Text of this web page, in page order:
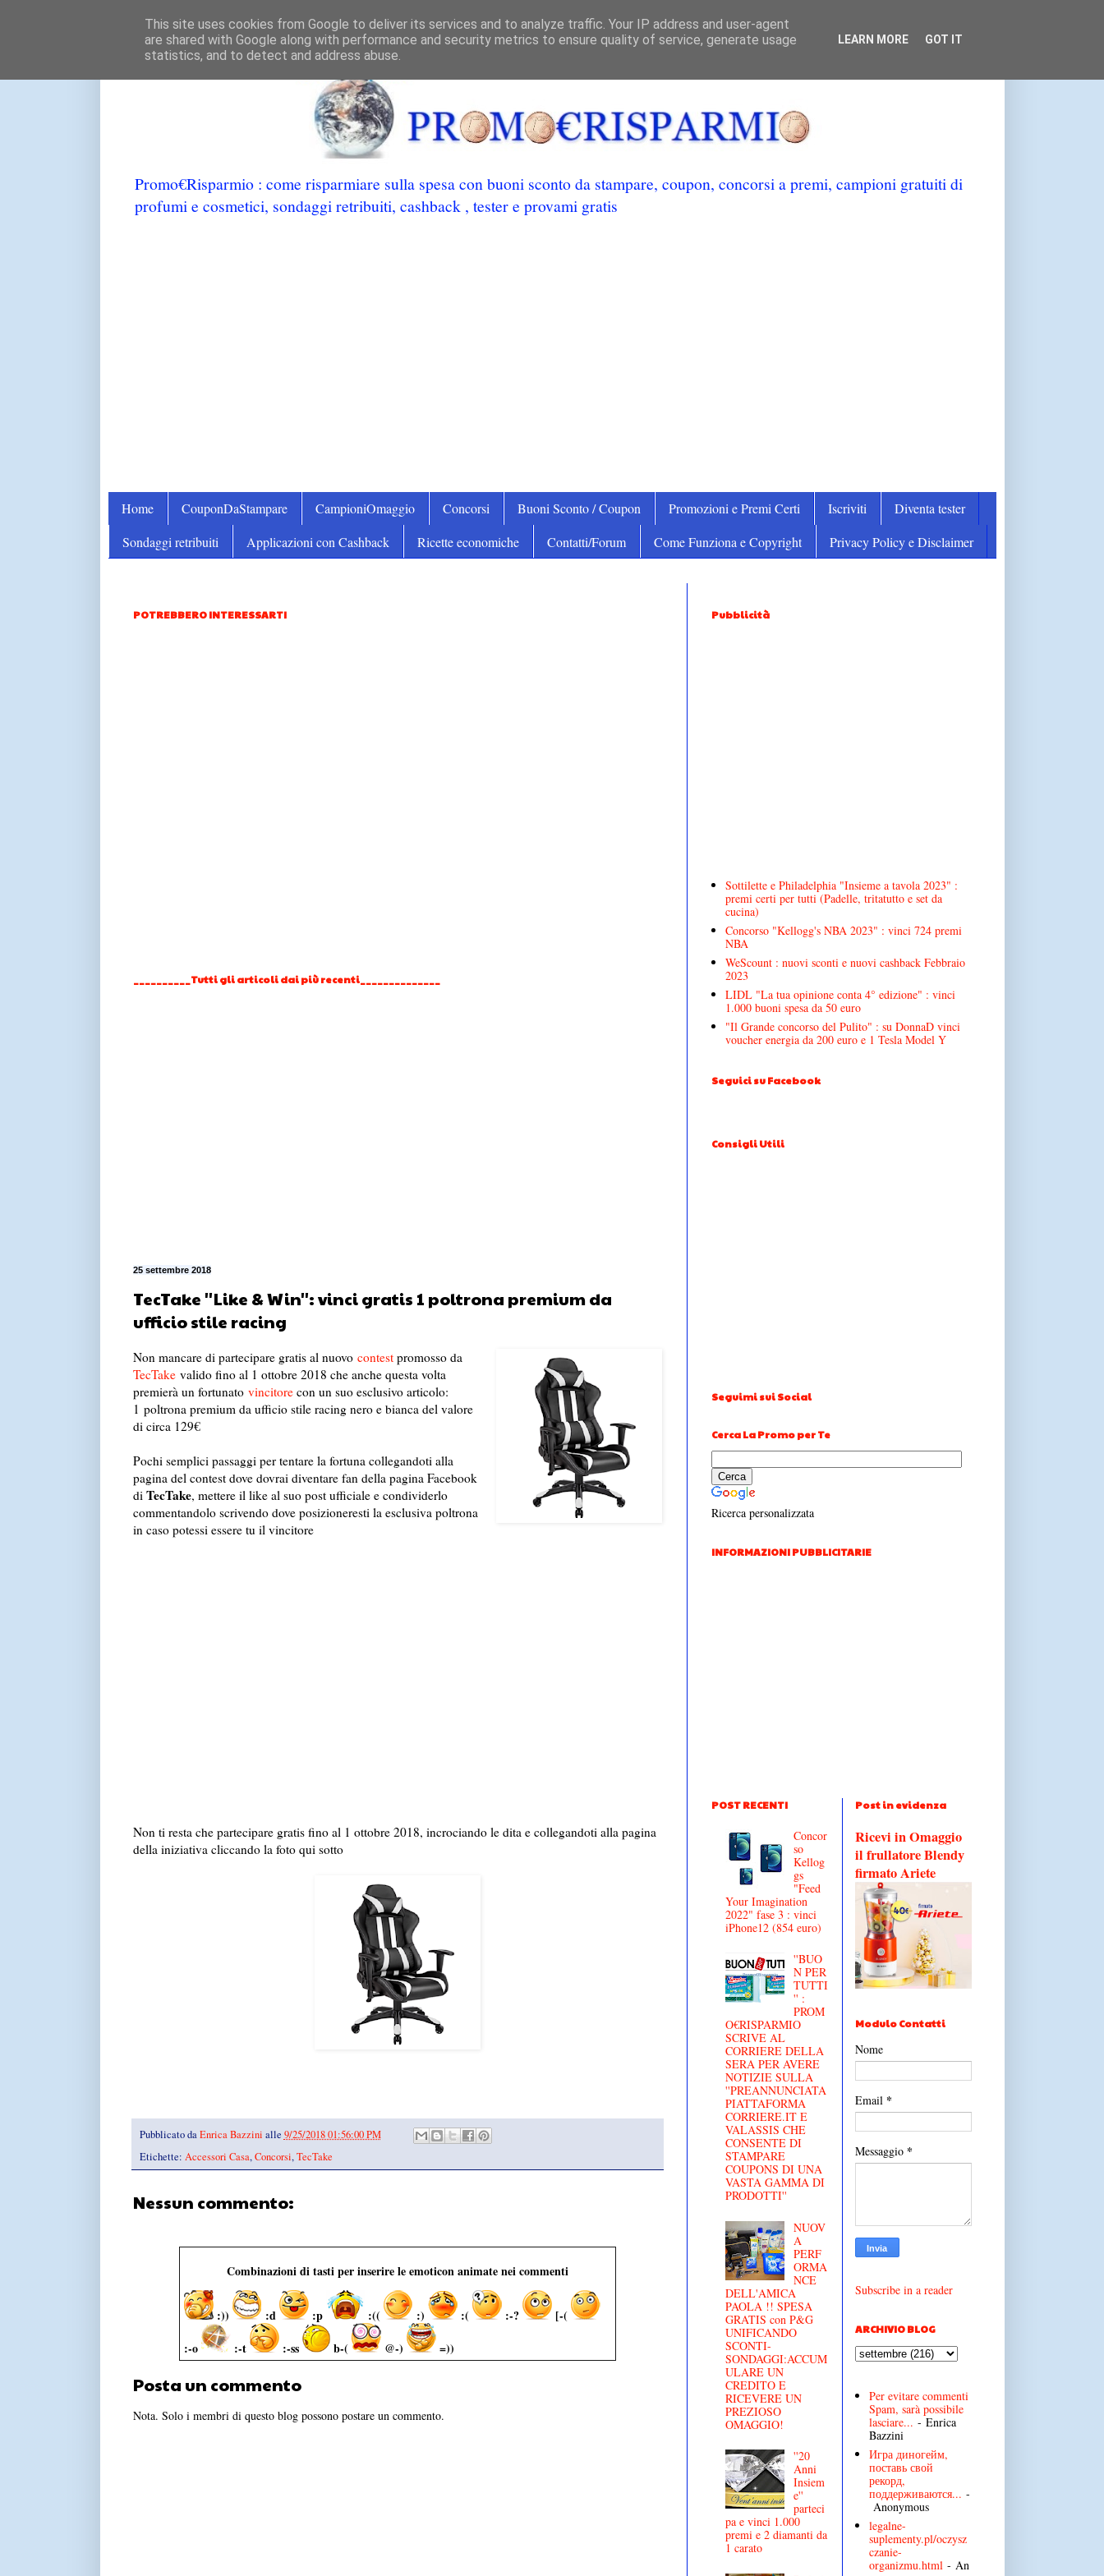
Promo€Risparmio : come risparmiare sulla spesa con buoni sconto da stampare, coupon, concorsi a premi, campioni gratuiti di
profumi e cosmetici, sondaggi retribuiti, cashback , tester e provami gratis
Home CouponDaStampare CampioniOmaggio Concorsi Buoni Sconto / Coupon Promozioni e Premi Certi Iscriviti
Diventa tester
Sondaggi retribuiti
Applicazioni con Cashback Ricette economiche Contatti/Forum Come Funziona e Copyright Privacy Policy e Disclaimer
POTREBBERO INTERESSARTI
__________Tutti gli articoli dai più recenti______________
25 settembre 2018
TecTake ''Like & Win'': vinci gratis 1 poltrona premium da
ufficio stile racing
Non mancare di partecipare gratis al nuovo contestpromosso da
TecTake valido fino al 1 ottobre 2018 che anche questa volta
premierà un fortunato vincitorecon un suo esclusivo articolo:
1 poltrona premium da ufficio stile racing nero e bianca del valore
di circa 129€
Pochi semplici passaggi per tentare la fortuna collegandoti alla
pagina del contest dove dovrai diventare fan della pagina Facebook
di TecTake, mettere il like al suo post ufficiale e condividerlo
commentandolo scrivendo dove posizioneresti la esclusiva poltrona
in caso potessi essere tu il vincitore
Non ti resta che partecipare gratis fino al 1 ottobre 2018, incrociando le dita e collegandoti alla pagina
della iniziativa cliccando la foto qui sotto
Pubblicato daEnrica Bazzini alle 9/25/2018 01:56:00 PM
Etichette: Accessori Casa,Concorsi,TecTake
Nessun commento:
Combinazioni di tasti per inserire le emoticon animate nei commenti
:)) :d :p :(( :) :( :-?
[-(
:-o
:-t :-ss b-( @-) =))
Posta un commento
Nota. Solo i membri di questo blog possono postare un commento.
Pubblicità
Sottilette e Philadelphia "Insieme a tavola 2023" :
premi certi per tutti (Padelle, tritatutto e set da
cucina)
Concorso "Kellogg's NBA 2023" : vinci 724 premi
NBA
WeScount : nuovi sconti e nuovi cashback Febbraio
2023
LIDL "La tua opinione conta 4° edizione" : vinci
1.000 buoni spesa da 50 euro
"Il Grande concorso del Pulito" : su DonnaD vinci
voucher energia da 200 euro e 1 Tesla Model Y
Seguici su Facebook
Consigli Utili
Seguimi sui Social
Cerca La Promo per Te
Ricerca personalizzata
INFORMAZIONI PUBBLICITARIE
POST RECENTI
Concor
so
Kellog
gs
"Feed
Your Imagination
2022" fase 3 : vinci
iPhone12 (854 euro)
''BUO
N PER
TUTTI
'' :
PROM
O€RISPARMIO
SCRIVE AL
CORRIERE DELLA
SERA PER AVERE
NOTIZIE SULLA
''PREANNUNCIATA
PIATTAFORMA
CORRIERE.IT E
VALASSIS CHE
CONSENTE DI
STAMPARE
COUPONS DI UNA
VASTA GAMMA DI
PRODOTTI''
NUOV
A
PERF
ORMA
NCE
DELL'AMICA
PAOLA !! SPESA
GRATIS con P&G
UNIFICANDO
SCONTI-
SONDAGGI:ACCUM
ULARE UN
CREDITO E
RICEVERE UN
PREZIOSO
OMAGGIO!
''20
Anni
Insiem
e''
parteci
pa e vinci 1.000
premi e 2 diamanti da
1 carato
Post in evidenza
Ricevi in Omaggio
il frullatore Blendy
firmato Ariete
Modulo Contatti
Nome
Email *
Messaggio *
Subscribe in a reader
ARCHIVIO BLOG
Per evitare commenti
Spam, sarà possibile
lasciare... - Enrica
Bazzini
Игра диногейм,
поставь свой
рекорд,
поддерживаются... -
Anonymous
legalne-
suplementy.pl/oczysz
czanie-
organizmu.html - An
This site uses cookies from Google to deliver its services and to analyze traffic. Your IP address and user-agent
are shared with Google along with performance and security metrics to ensure quality of service, generate usage
statistics, and to detect and address abuse.
LEARN MORE GOT IT